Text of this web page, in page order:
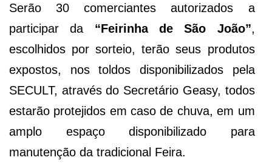
Serão 30 comerciantes autorizados a
participar da “Feirinha de São João”,
escolhidos por sorteio, terão seus produtos
expostos, nos toldos disponibilizados pela
SECULT, através do Secretário Geasy, todos
estarão protejidos em caso de chuva, em um
amplo espaço disponibilizado para
manutenção da tradicional Feira.